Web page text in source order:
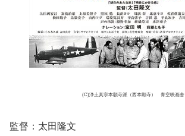
(C)浄土真宗本願寺派（西本願寺） 青空映画舎
監督：太田隆文